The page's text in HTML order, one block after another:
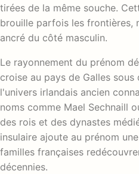
tirées de la même souche.
brouille parfois les frontières,
ancré du côté masculin.
Le rayonnement du prénom
croise au pays de Galles
l'univers irlandais ancien
noms comme Mael Sechnaill
des rois et des dynastes
insulaire ajoute au prénom
familles françaises
décennies.